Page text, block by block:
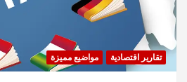
تقارير اقتصادية مواضيع مميزة